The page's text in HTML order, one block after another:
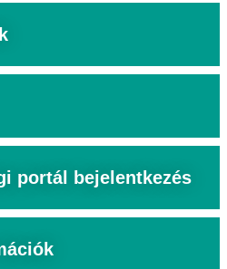
portál bejelentkezés